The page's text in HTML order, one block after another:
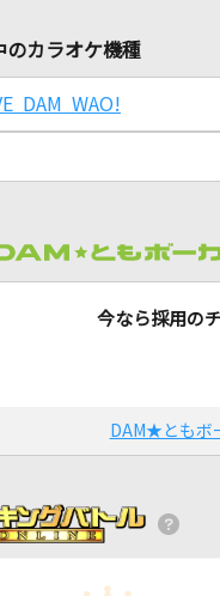
のカラオケ機種
DAM WAO!
今なら採用の
DAM★ともボ